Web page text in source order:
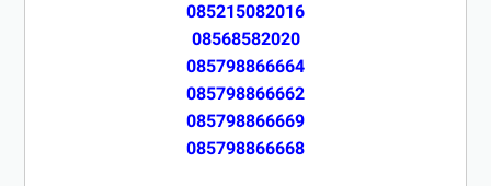
085215082016
08568582020
085798866664
085798866662
085798866669
085798866668